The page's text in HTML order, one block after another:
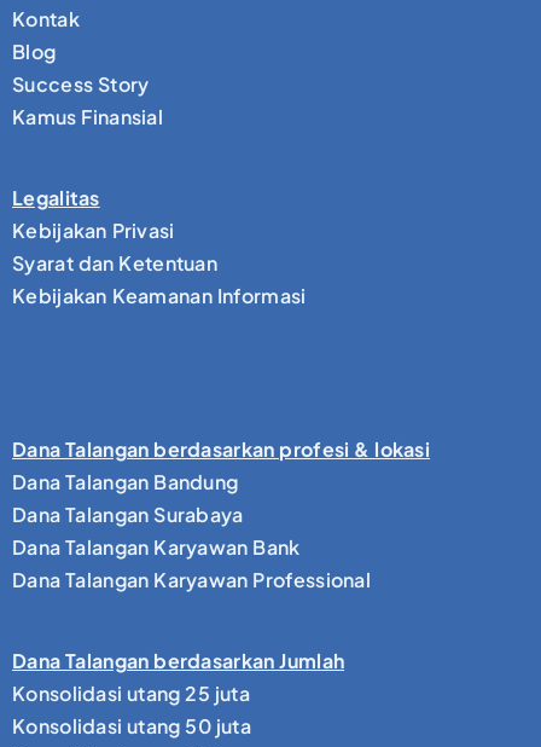
Kontak
Blog
Success Story
Kamus Finansial
Legalitas
Kebijakan Privasi
Syarat dan Ketentuan
Kebijakan Keamanan Informasi
Dana Talangan berdasarkan profesi & lokasi
Dana Talangan Bandung
Dana Talangan Surabaya
Dana Talangan Karyawan Bank
Dana Talangan Karyawan Professional
Dana Talangan berdasarkan Jumlah
Konsolidasi utang 25 juta
Konsolidasi utang 50 juta